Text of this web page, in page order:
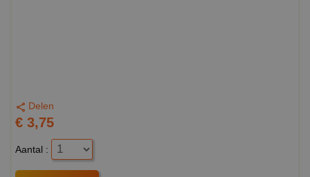
Delen
€ 3,75
Aantal :